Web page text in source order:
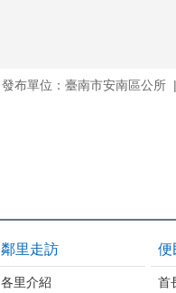
發布單位：臺南市安南區公所
鄰里走訪
各里介紹
便
首